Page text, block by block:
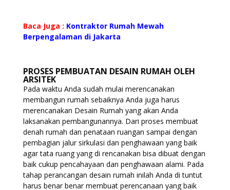
Baca Juga : Kontraktor Rumah Mewah
Berpengalaman di Jakarta
PROSES PEMBUATAN DESAIN RUMAH OLEH
ARSITEK
Pada waktu Anda sudah mulai merencanakan
membangun rumah sebaiknya Anda juga harus
merencanakan Desain Rumah yang akan Anda
laksanakan pembangunannya. Dari proses membuat
denah rumah dan penataan ruangan sampai dengan
pembagian jalur sirkulasi dan penghawaan yang baik
agar tata ruang yang di rencanakan bisa dibuat dengan
baik cukup pencahayaan dan penghawaan alami. Pada
tahap perancangan desain rumah inilah Anda di tuntut
harus benar benar membuat perencanaan yang baik